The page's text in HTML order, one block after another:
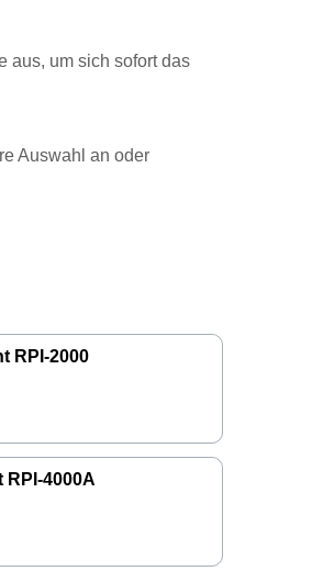
aus, um sich sofort das
Auswahl an oder
RPI-2000
4000A